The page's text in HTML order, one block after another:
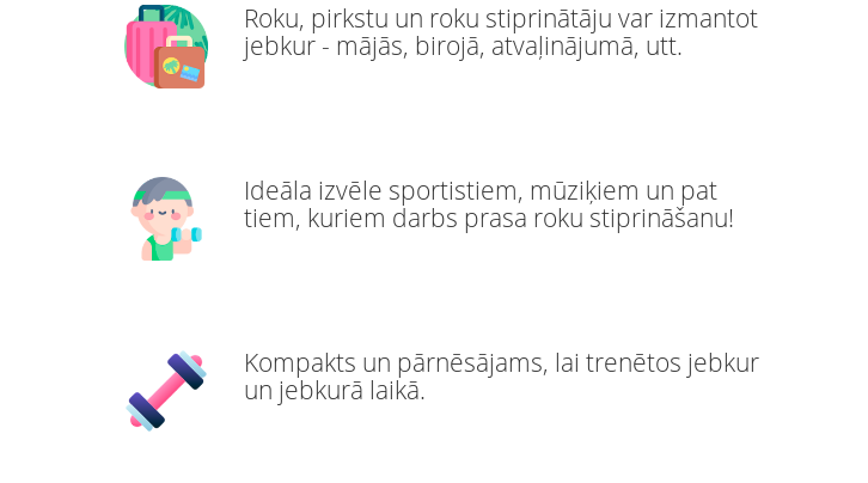
Roku, pirkstu un roku stiprinātāju var izmantot
jebkur - mājās, birojā, atvaļinājumā, utt.
Ideāla izvēle sportistiem, mūziķiem un pat
tiem, kuriem darbs prasa roku stiprināšanu!
Kompakts un pārnēsājams, lai trenētos jebkur
un jebkurā laikā.